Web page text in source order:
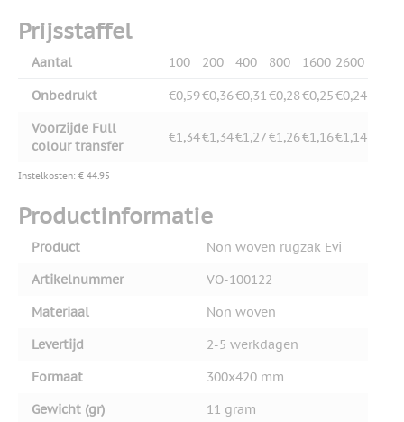
Prijsstaffel
Aantal 100 200 400 800 1600 2600
Onbedrukt €0,59€0,36€0,31€0,28€0,25€0,24
Voorzijde Full
colour transfer
€1,34€1,34€1,27€1,26€1,16€1,14
Instelkosten: € 44,95
Productinformatie
Product
Non woven rugzak Evi
Artikelnummer
VO-100122
Materiaal
Non woven
Levertijd
2-5 werkdagen
Formaat
300x420 mm
Gewicht (gr)
11 gram